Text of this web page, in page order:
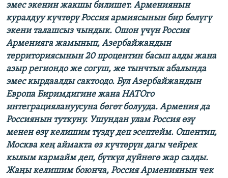
эмес экенин жакшы билишет. Армениянын
куралдуу күчтөрү Россия армиясынын бир бөлүгү
экени талашсыз чындык. Ошон үчүн Россия
Арменияга жамынып, Азербайжандын
территориясынын 20 процентин басып алды жана
азыр региондо же согуш, же тынчтык абалында
эмес кырдаалды сактоодо. Бул Азербайжандын
Европа Биримдигине жана НАТОго
интеграциялануусуна бөгөт болууда. Армения да
Россиянын туткуну. Ушундан улам Россия өзү
менен өзү келишим түздү деп эсептейм. Ошентип,
Москва кең аймакта өз күчтөрүн дагы чейрек
кылым кармайм деп, бүткүл дүйнөгө жар салды.
Жаңы келишим боюнча, Россия Армениянын чек